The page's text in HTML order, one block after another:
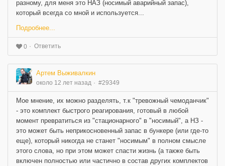
разному, для меня это НАЗ (носимый аварийный запас),
который всегда со мной и используется...
Подробнее...
0 Ответить
Артем Выживалкин
около 12 лет назад #29349
Мое мнение, их можно разделять, т.к "тревожный чемоданчик"
- это комплект быстрого реагирования, готовый в любой
момент превратиться из "стационарного" в "носимый", а НЗ -
это может быть неприкосновенный запас в бункере (или где-то
еще), который никогда не станет "носимым" в полном смысле
этого слова, но при этом может спасти жизнь (а также быть
включен полностью или частично в состав других комплектов